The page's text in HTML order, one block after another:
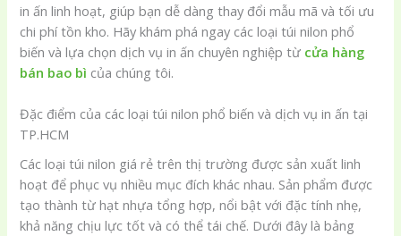
in ấn linh hoạt, giúp bạn dễ dàng thay đổi mẫu mã và tối ưu
chi phí tồn kho. Hãy khám phá ngay các loại túi nilon phổ
biến và lựa chọn dịch vụ in ấn chuyên nghiệp từ cửa hàng
bán bao bì của chúng tôi.
Đặc điểm của các loại túi nilon phổ biến và dịch vụ in ấn tại
TP.HCM
Các loại túi nilon giá rẻ trên thị trường được sản xuất linh
hoạt để phục vụ nhiều mục đích khác nhau. Sản phẩm được
tạo thành từ hạt nhựa tổng hợp, nổi bật với đặc tính nhẹ,
khả năng chịu lực tốt và có thể tái chế. Dưới đây là bảng